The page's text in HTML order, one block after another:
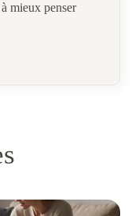
mieux penser